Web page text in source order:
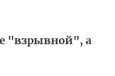
"взрывной", а